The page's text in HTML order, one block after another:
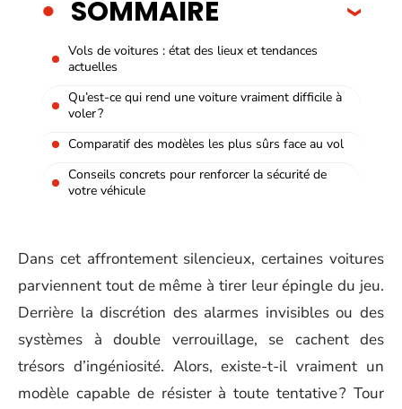
SOMMAIRE
Vols de voitures : état des lieux et tendances
actuelles
Qu’est-ce qui rend une voiture vraiment difficile à
voler ?
Comparatif des modèles les plus sûrs face au vol
Conseils concrets pour renforcer la sécurité de
votre véhicule
Dans cet affrontement silencieux, certaines voitures
parviennent tout de même à tirer leur épingle du jeu.
Derrière la discrétion des alarmes invisibles ou des
systèmes à double verrouillage, se cachent des
trésors d’ingéniosité. Alors, existe-t-il vraiment un
modèle capable de résister à toute tentative ? Tour